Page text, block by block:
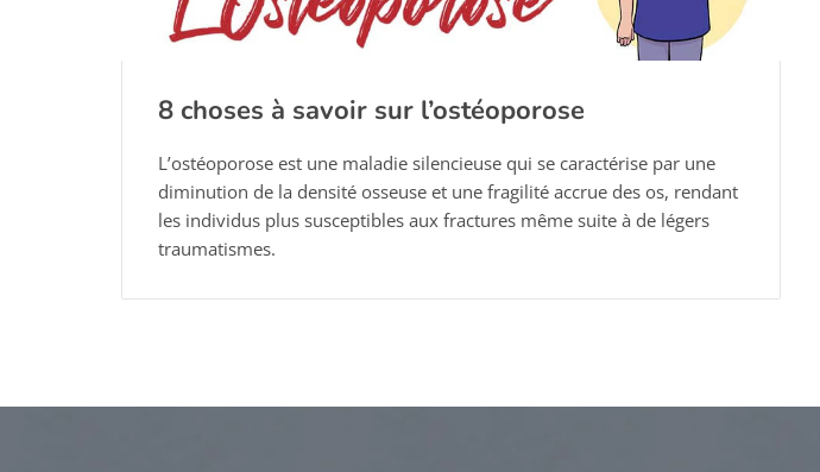
8 choses à savoir sur l’ostéoporose
L’ostéoporose est une maladie silencieuse qui se caractérise par une
diminution de la densité osseuse et une fragilité accrue des os, rendant
les individus plus susceptibles aux fractures même suite à de légers
traumatismes.